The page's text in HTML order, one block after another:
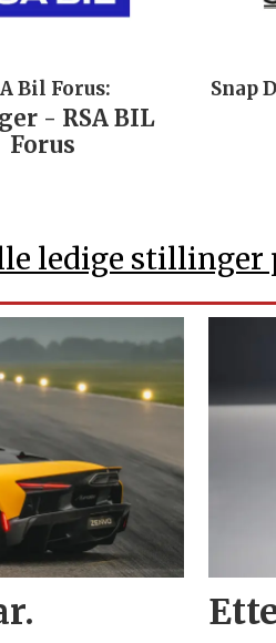
Bil Forus:
- RSA BIL
Forus
Snap
ledige stillinger